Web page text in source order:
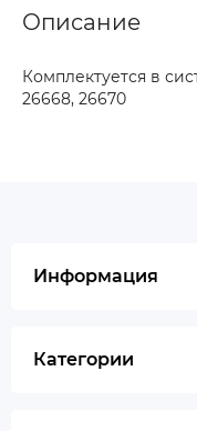
Описание
Комплектуется в
26668, 26670
Информация
Категории